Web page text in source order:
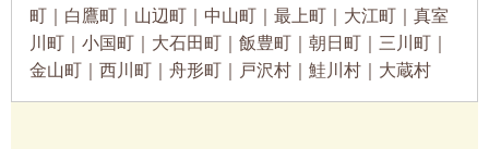
町｜白鷹町｜山辺町｜中山町｜最上町｜大江町｜真室
川町｜小国町｜大石田町｜飯豊町｜朝日町｜三川町｜
金山町｜西川町｜舟形町｜戸沢村｜鮭川村｜大蔵村